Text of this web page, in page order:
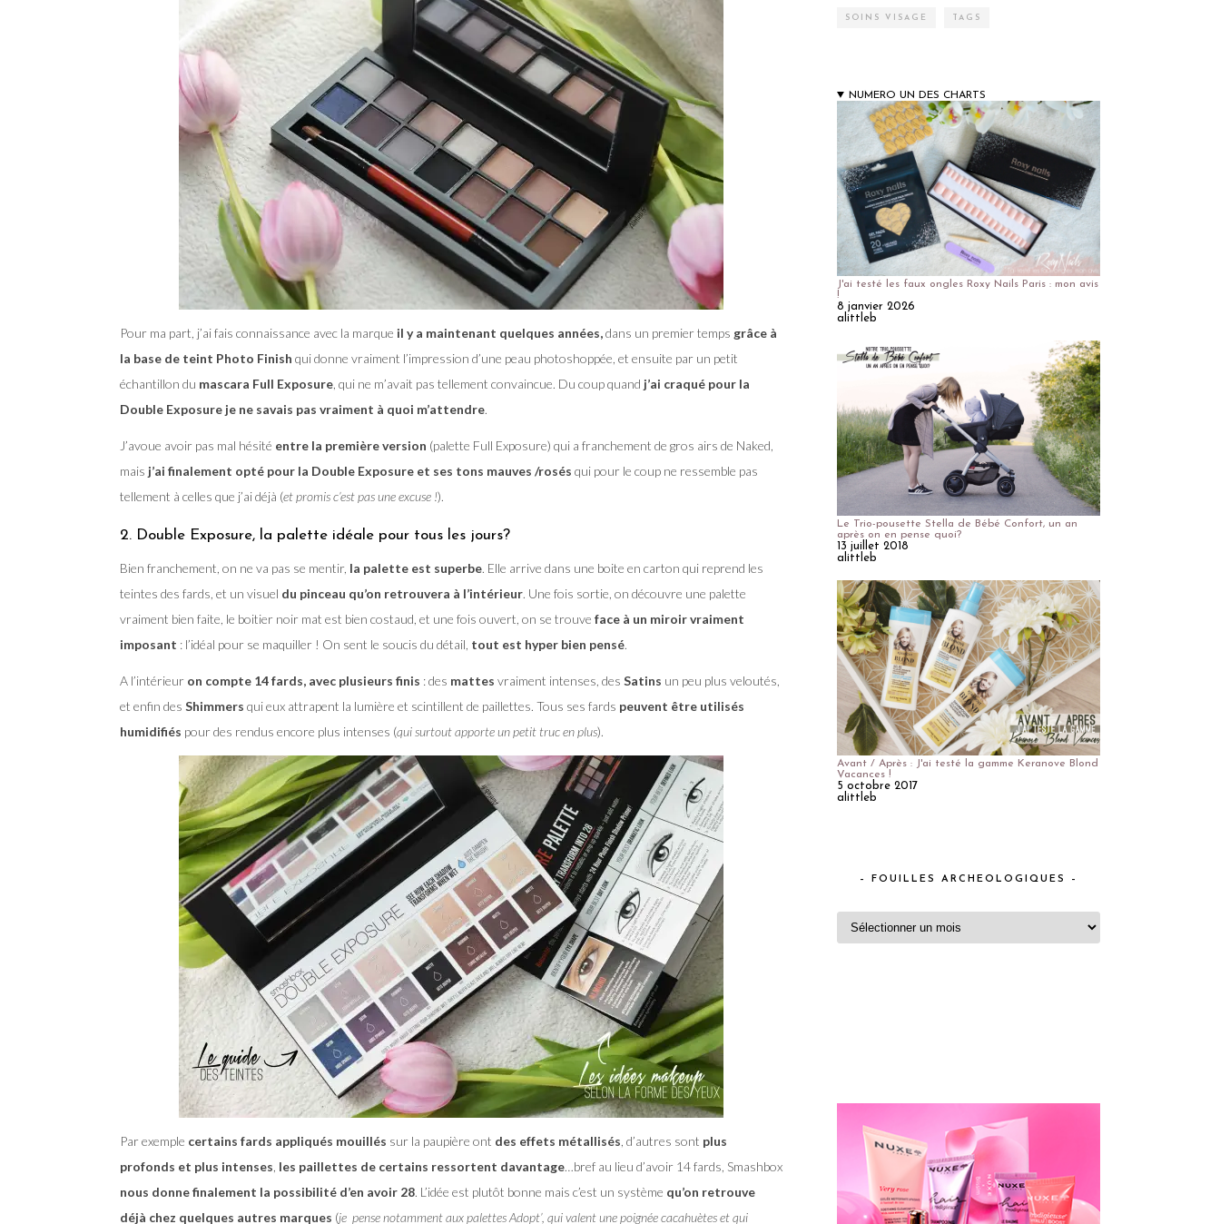
Pour ma part, j’ai fais connaissance avec la marque il y a maintenant quelques années,dans un premier temps grâce à
la base de teint Photo Finish qui donne vraiment l’impression d’une peau photoshoppée, et ensuite par un petit
échantillon du mascara Full Exposure , qui ne m’avait pas tellement convaincue. Du coup quand j’ai craqué pour la
Double Exposure je ne savais pas vraiment à quoi m’attendre.
J’avoue avoir pas mal hésité entre la première version (palette Full Exposure) qui a franchement de gros airs de Naked,
mais j’ai finalement opté pour la Double Exposure et ses tons mauves /rosés qui pour le coup ne ressemble pas
tellement à celles que j’ai déjà (et promis c’est pas une excuse !).
2. Double Exposure, la palette idéale pour tous les jours?
Bien franchement, on ne va pas se mentir, la palette est superbe. Elle arrive dans une boite en carton qui reprend les
teintes des fards, et un visuel du pinceau qu’on retrouvera à l’intérieur. Une fois sortie, on découvre une palette
vraiment bien faite, le boitier noir mat est bien costaud, et une fois ouvert, on se trouve face à un miroir vraiment
imposant : l’idéal pour se maquiller ! On sent le soucis du détail, tout est hyper bien pensé.
A l’intérieur on compte 14 fards, avec plusieurs finis : des mattes vraiment intenses, des Satins un peu plus veloutés,
et enfin des Shimmers qui eux attrapent la lumière et scintillent de paillettes. Tous ses fards peuvent être utilisés
humidifiés pour des rendus encore plus intenses (qui surtout apporte un petit truc en plus).
Par exemple certains fards appliqués mouillés sur la paupière ont des effets métallisés , d’autres sont plus
profonds et plus intenses les paillettes de certains ressortent davantage…bref au lieu d’avoir 14 fards, Smashbox
nous donne finalement la possibilité d’en avoir 28. L’idée est plutôt bonne mais c’est un système qu’on retrouve
déjà chez quelques autres marques (je pense notamment aux palettes Adopt’, qui valent une poignée cacahuètes et qui
SOINS VISAGE TAGS
NUMERO UN DES CHARTS
J'ai testé les faux ongles Roxy Nails Paris : mon avis
!
8 janvier 2026
alittleb
Le Trio-pousette Stella de Bébé Confort, un an
après on en pense quoi?
13 juillet 2018
alittleb
Avant / Après : J'ai testé la gamme Keranove Blond
Vacances !
5 octobre 2017
alittleb
– FOUILLES ARCHEOLOGIQUES –